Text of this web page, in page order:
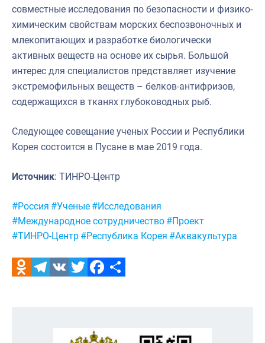
совместные исследования по безопасности и физико-
химическим свойствам морских беспозвоночных и
млекопитающих и разработке биологически
активных веществ на основе их сырья. Большой
интерес для специалистов представляет изучение
экстремофильных веществ – белков-антифризов,
содержащихся в тканях глубоководных рыб.
Следующее совещание ученых России и Республики
Корея состоится в Пусане в мае 2019 года.
Источник: ТИНРО-Центр
Метки:
#Россия #Ученые #Исследования
#Международное сотрудничество #Проект
#ТИНРО-Центр #Республика Корея #Аквакультура